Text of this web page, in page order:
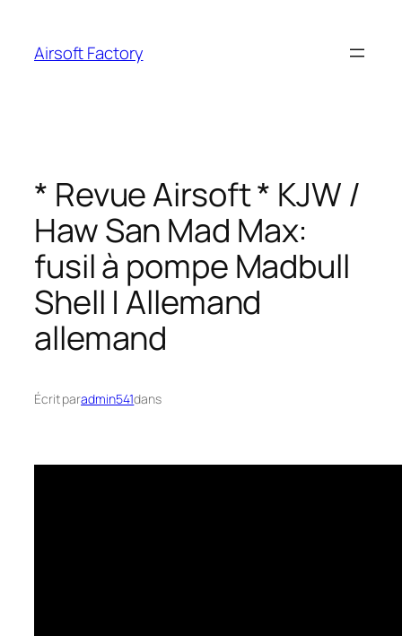
contenu
Airsoft Factory
* Revue Airsoft * KJW /
Haw San Mad Max:
fusil à pompe Madbull
Shell | Allemand
allemand
Écrit paradmin541dans